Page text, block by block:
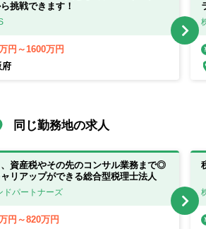
挑戦できます！
円～1600万円
府
同じ勤務地の求人
資産税やその先のコンサル業務まで◎
リアップができる総合型税理士法人
ドパートナーズ
円～820万円